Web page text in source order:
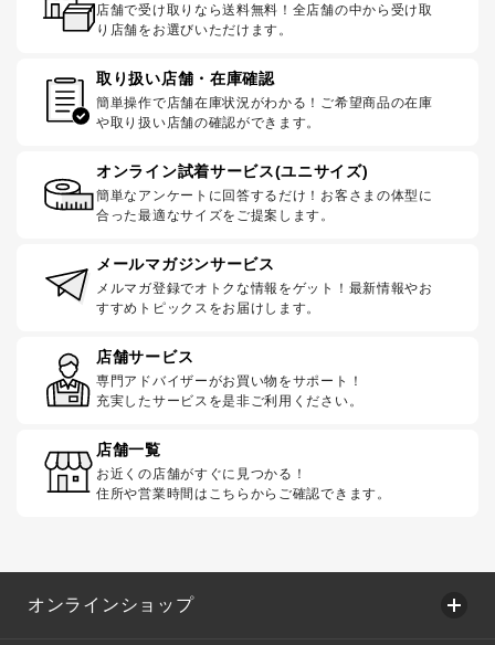
店舗で受け取りなら送料無料！全店舗の中から受け取
り店舗をお選びいただけます。
取り扱い店舗・在庫確認
簡単操作で店舗在庫状況がわかる！ご希望商品の在庫
や取り扱い店舗の確認ができます。
オンライン試着サービス(ユニサイズ)
簡単なアンケートに回答するだけ！お客さまの体型に
合った最適なサイズをご提案します。
メールマガジンサービス
メルマガ登録でオトクな情報をゲット！最新情報やお
すすめトピックスをお届けします。
店舗サービス
専門アドバイザーがお買い物をサポート！
充実したサービスを是非ご利用ください。
店舗一覧
お近くの店舗がすぐに見つかる！
住所や営業時間はこちらからご確認できます。
オンラインショップ